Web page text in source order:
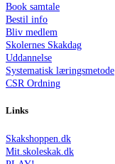
Book samtale
Bestil info
Bliv medlem
Skolernes Skakdag
Uddannelse
Systematisk læringsmetode
CSR Ordning
Links
Skakshoppen.dk
Mit.skoleskak.dk